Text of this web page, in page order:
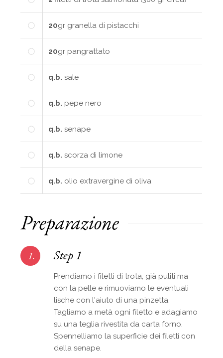
20gr granella di pistacchi
20gr pangrattato
q.b. sale
q.b. pepe nero
q.b. senape
q.b. scorza di limone
q.b. olio extravergine di oliva
Preparazione
1. Step 1
Prendiamo i filetti di trota, già puliti ma
con la pelle e rimuoviamo le eventuali
lische con l'aiuto di una pinzetta.
Tagliamo a metà ogni filetto e adagiamo
su una teglia rivestita da carta forno.
Spennelliamo la superficie dei filetti con
della senape.